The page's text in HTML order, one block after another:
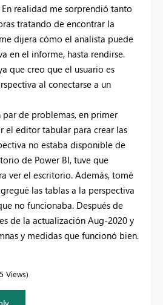
En realidad me sorprendió tanto
tratando de encontrar la
dijera cómo el analista puede
en el informe, hasta rendirse.
que creo que el usuario es
al conectarse a un
par de problemas, en primer
el editor tabular para crear las
no estaba disponible de
de Power BI, tuve que
ver el escritorio. Además, tomé
las tablas a la perspectiva
no funcionaba. Después de
de la actualización Aug-2020 y
y medidas que funcionó bien.
Views